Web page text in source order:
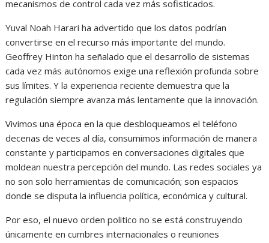
mecanismos de control cada vez más sofisticados.
Yuval Noah Harari ha advertido que los datos podrían
convertirse en el recurso más importante del mundo.
Geoffrey Hinton ha señalado que el desarrollo de sistemas
cada vez más autónomos exige una reflexión profunda sobre
sus límites. Y la experiencia reciente demuestra que la
regulación siempre avanza más lentamente que la innovación.
Vivimos una época en la que desbloqueamos el teléfono
decenas de veces al día, consumimos información de manera
constante y participamos en conversaciones digitales que
moldean nuestra percepción del mundo. Las redes sociales ya
no son solo herramientas de comunicación; son espacios
donde se disputa la influencia política, económica y cultural.
Por eso, el nuevo orden politico no se está construyendo
únicamente en cumbres internacionales o reuniones